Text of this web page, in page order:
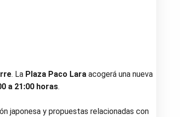
. La Plaza Paco Lara acogerá una nueva
a 21:00 horas.
japonesa y propuestas relacionadas con